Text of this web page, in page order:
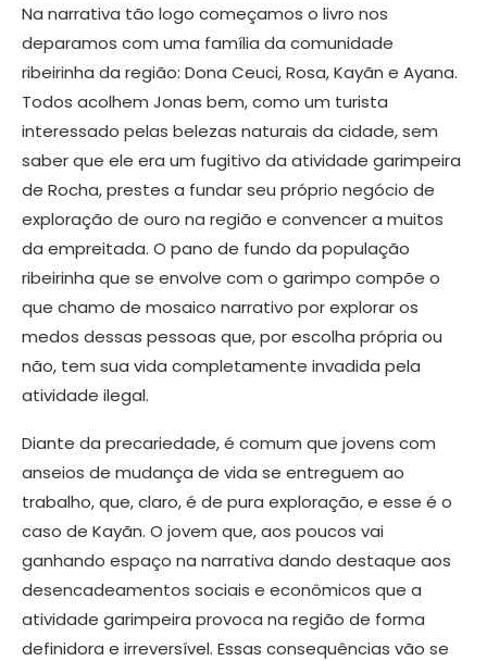
Na narrativa tão logo começamos o livro nos
deparamos com uma família da comunidade
ribeirinha da região: Dona Ceuci, Rosa, Kayãn e Ayana.
Todos acolhem Jonas bem, como um turista
interessado pelas belezas naturais da cidade, sem
saber que ele era um fugitivo da atividade garimpeira
de Rocha, prestes a fundar seu próprio negócio de
exploração de ouro na região e convencer a muitos
da empreitada. O pano de fundo da população
ribeirinha que se envolve com o garimpo compõe o
que chamo de mosaico narrativo por explorar os
medos dessas pessoas que, por escolha própria ou
não, tem sua vida completamente invadida pela
atividade ilegal.
Diante da precariedade, é comum que jovens com
anseios de mudança de vida se entreguem ao
trabalho, que, claro, é de pura exploração, e esse é o
caso de Kayãn. O jovem que, aos poucos vai
ganhando espaço na narrativa dando destaque aos
desencadeamentos sociais e econômicos que a
atividade garimpeira provoca na região de forma
definidora e irreversível. Essas consequências vão se